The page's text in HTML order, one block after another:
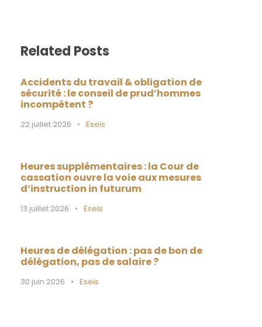
Related Posts
Accidents du travail & obligation de
sécurité : le conseil de prud’hommes
incompétent ?
22 juillet 2026 • Eseïs
Heures supplémentaires : la Cour de
cassation ouvre la voie aux mesures
d’instruction in futurum
13 juillet 2026 • Eseïs
Heures de délégation : pas de bon de
délégation, pas de salaire ?
30 juin 2026 • Eseïs